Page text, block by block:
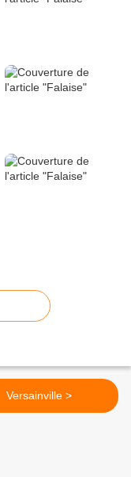
Versainville >